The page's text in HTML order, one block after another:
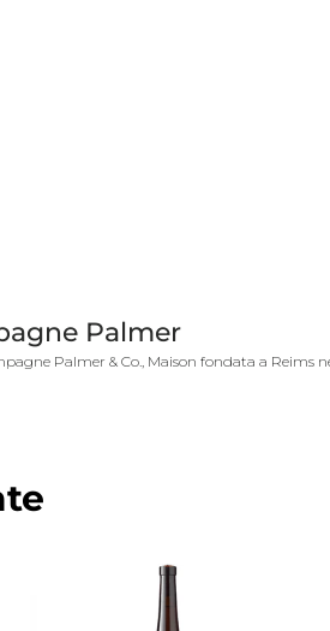
Palmer
Palmer & Co., Maison fondata a Reims